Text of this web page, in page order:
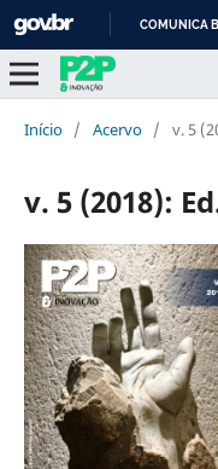
COMUNICA
Início / Acervo / v. 5
v. 5 (2018):